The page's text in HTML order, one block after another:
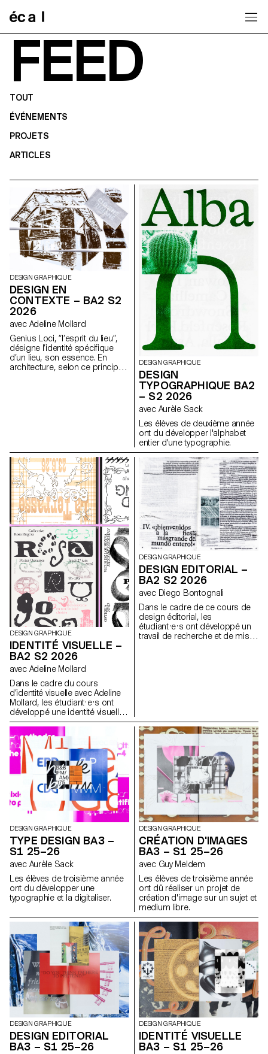
FEED
TOUT
ÉVÉNEMENTS
PROJETS
ARTICLES
DESIGN GRAPHIQUE
DESIGN EN
CONTEXTE – BA2 S2
2026
avec Adeline Mollard
Genius Loci, “l’esprit du lieu”,
désigne l’identité spécifique
d’un lieu, son essence. En
architecture, selon ce principe,
d’en faire la promotion, ou de
prolonger la communication du
lieu.
DESIGN GRAPHIQUE
DESIGN
TYPOGRAPHIQUE BA2
– S2 2026
avec Aurèle Sack
Les élèves de deuxième année
ont du développer l'alphabet
entier d'une typographie.
DESIGN GRAPHIQUE
IDENTITÉ VISUELLE –
BA2 S2 2026
avec Adeline Mollard
Dans le cadre du cours
d’identité visuelle avec Adeline
Mollard, les étudiant·e·s ont
développé une identité visuelle
à partir d’une carte de visite
tirée au hasard. En
s’appropriant un élément
graphique et son intitulé,
chaque projet propose une
interprétation singulière de
celle-ci. Chaque proposition
s’accompagne également du
choix d’un outil en lien avec
l’événement associé (machine
à tatouer, ponceuse, matériel
de lithographie, etc.), utilisé
comme prolongement
conceptuel et graphique du
projet. L'identité est déclinée
sur une série de supports, de
la carte de visite au format F4,
comprenant affiches, flyers,
cartes de visite ainsi qu'une
affiche animée.
DESIGN GRAPHIQUE
DESIGN EDITORIAL –
BA2 S2 2026
avec Diego Bontognali
Dans le cadre de ce cours de
design éditorial, les
étudiant·e·s ont développé un
travail de recherche et de mise
DESIGN GRAPHIQUE
TYPE DESIGN BA3 –
S1 25–26
avec Aurèle Sack
Les élèves de troisième année
ont du développer une
typographie et la digitaliser.
DESIGN GRAPHIQUE
CRÉATION D'IMAGES
BA3 – S1 25–26
avec Guy Meldem
Les élèves de troisième année
ont dû réaliser un projet de
création d'image sur un sujet et
medium libre.
DESIGN GRAPHIQUE
DESIGN EDITORIAL
BA3 – S1 25–26
DESIGN GRAPHIQUE
IDENTITÉ VISUELLE
BA3 – S1 25–26